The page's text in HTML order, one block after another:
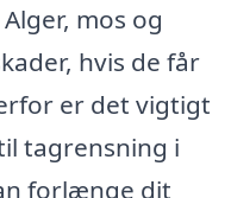
mos og
hvis de får
er det vigtigt
tagrensning i
forlænge dit